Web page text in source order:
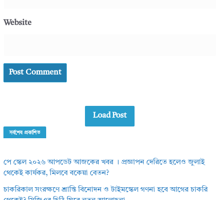
Website
Load Post
সর্বশেষ প্রকাশিত
পে স্কেল ২০২৬ আপডেট আজকের খবর । প্রজ্ঞাপন দেরিতে হলেও জুলাই
থেকেই কার্যকর, মিলবে বকেয়া বেতন?
চাকরিকাল সংরক্ষণে শ্রান্তি বিনোদন ও টাইমস্কেল গণনা হবে আগের চাকরি